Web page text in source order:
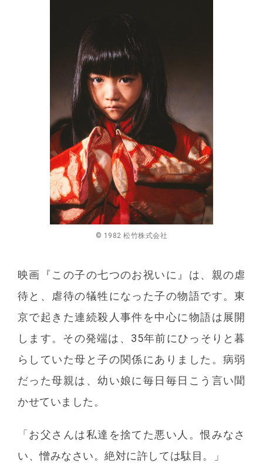
© 1982 松竹株式会社
映画『この子の七つのお祝いに』は、親の虐
待と、虐待の犠牲になった子の物語です。東
京で起きた連続殺人事件を中心に物語は展開
します。その発端は、35年前にひっそりと暮
らしていた母と子の関係にありました。病弱
だった母親は、幼い娘に毎日毎日こう言い聞
かせていました。
「お父さんは私達を捨てた悪い人。恨みなさ
い、憎みなさい。絶対に許しては駄目。」